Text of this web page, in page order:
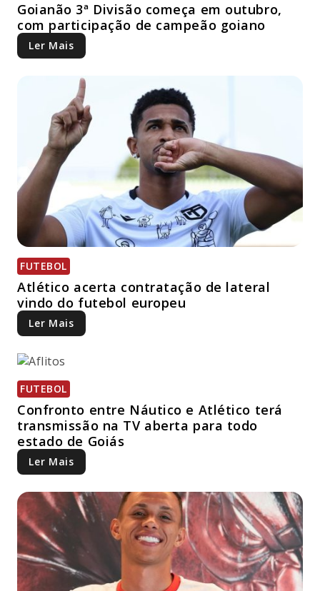
Goianão 3ª Divisão começa em outubro,
com participação de campeão goiano
Ler Mais
FUTEBOL
Atlético acerta contratação de lateral
vindo do futebol europeu
Ler Mais
FUTEBOL
Confronto entre Náutico e Atlético terá
transmissão na TV aberta para todo
estado de Goiás
Ler Mais